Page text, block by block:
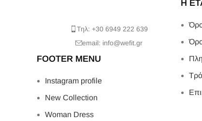
Τηλ: +30 6949 222 639
email: info@wefit.gr
FOOTER MENU
Instagram profile
New Collection
Woman Dress
Η